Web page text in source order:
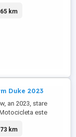
este
km
Duke 2023
an 2023, stare
este
km